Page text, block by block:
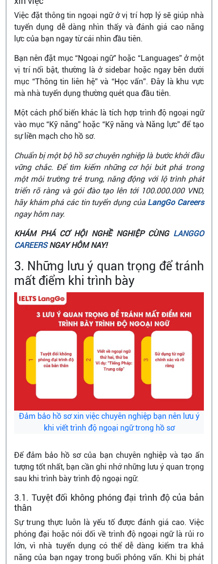
Việc đặt thông tin ngoại ngữ ở vị trí hợp lý sẽ giúp nhà
tuyển dụng dễ dàng nhìn thấy và đánh giá cao năng
lực của bạn ngay từ cái nhìn đầu tiên.
Bạn nên đặt mục “Ngoại ngữ” hoặc “Languages” ở một
vị trí nổi bật, thường là ở sidebar hoặc ngay bên dưới
mục “Thông tin liên hệ” và “Học vấn”. Đây là khu vực
mà nhà tuyển dụng thường quét qua đầu tiên.
Một cách phổ biến khác là tích hợp trình độ ngoại ngữ
vào mục “Kỹ năng” hoặc “Kỹ năng và Năng lực” để tạo
sự liền mạch cho hồ sơ.
Chuẩn bị một bộ hồ sơ chuyên nghiệp là bước khởi đầu
vững chắc. Để tìm kiếm những cơ hội bứt phá trong
một môi trường trẻ trung, năng động với lộ trình phát
triển rõ ràng và gói đào tạo lên tới 100.000.000 VND,
hãy khám phá các tin tuyển dụng của LangGo Careers
ngay hôm nay.
KHÁM PHÁ CƠ HỘI NGHỀ NGHIỆP CÙNG LANGGO
CAREERSNGAY HÔM NAY!
3. Những lưu ý quan trọng để tránh
mất điểm khi trình bày
Đảm bảo hồ sơ xin việc chuyên nghiệp bạn nên lưu ý
khi viết trình độ ngoại ngữ trong hồ sơ
Để đảm bảo hồ sơ của bạn chuyên nghiệp và tạo ấn
tượng tốt nhất, bạn cần ghi nhớ những lưu ý quan trọng
sau khi trình bày trình độ ngoại ngữ.
3.1. Tuyệt đối không phóng đại trình độ của bản
thân
Sự trung thực luôn là yếu tố được đánh giá cao. Việc
phóng đại hoặc nói dối về trình độ ngoại ngữ là rủi ro
lớn, vì nhà tuyển dụng có thể dễ dàng kiểm tra khả
năng của bạn ngay trong buổi phỏng vấn. Khi bị phát